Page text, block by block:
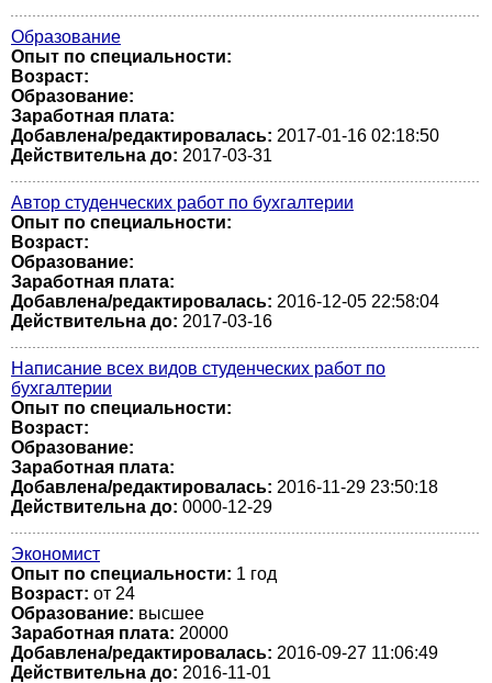
Образование
Опыт по специальности:
Возраст:
Образование:
Заработная плата:
Добавлена/редактировалась: 2017-01-16 02:18:50
Действительна до: 2017-03-31
Автор студенческих работ по бухгалтерии
Опыт по специальности:
Возраст:
Образование:
Заработная плата:
Добавлена/редактировалась: 2016-12-05 22:58:04
Действительна до: 2017-03-16
Написание всех видов студенческих работ по
бухгалтерии
Опыт по специальности:
Возраст:
Образование:
Заработная плата:
Добавлена/редактировалась: 2016-11-29 23:50:18
Действительна до: 0000-12-29
Экономист
Опыт по специальности: 1 год
Возраст: от 24
Образование: высшее
Заработная плата: 20000
Добавлена/редактировалась: 2016-09-27 11:06:49
Действительна до: 2016-11-01